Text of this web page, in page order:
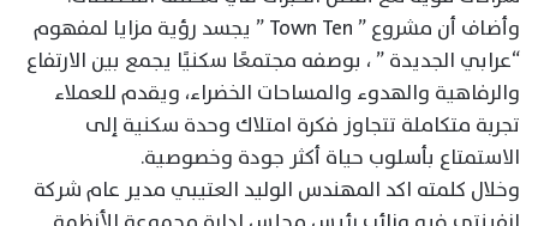
وأضاف أن مشروع ” Town Ten ” يجسد رؤية مزايا لمفهوم
“عرابي الجديدة ” ، بوصفه مجتمعًا سكنيًا يجمع بين الارتفاع
والرفاهية والهدوء والمساحات الخضراء، ويقدم للعملاء
تجربة متكاملة تتجاوز فكرة امتلاك وحدة سكنية إلى
الاستمتاع بأسلوب حياة أكثر جودة وخصوصية.
وخلال كلمته اكد المهندس الوليد العتيبي مدير عام شركة